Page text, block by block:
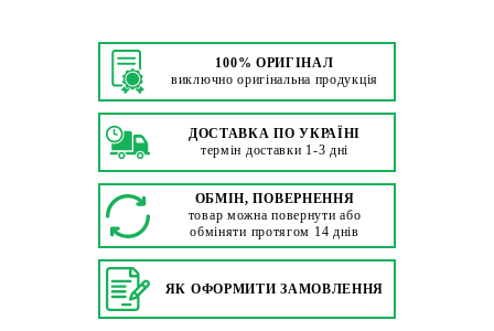
100% ОРИГІНАЛ
виключно оригінальна продукція
ДОСТАВКА ПО УКРАЇНІ
термін доставки 1-3 дні
ОБМІН, ПОВЕРНЕННЯ
товар можна повернути або
обміняти протягом 14 днів
ЯК ОФОРМИТИ ЗАМОВЛЕННЯ